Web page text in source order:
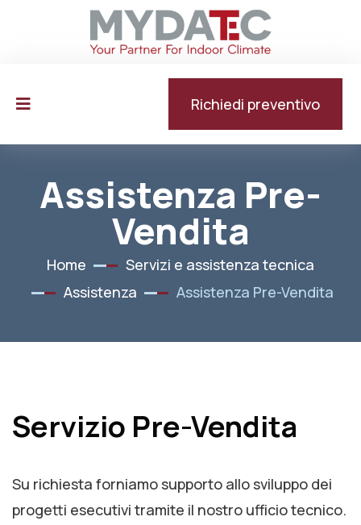
Richiedi preventivo
Assistenza Pre-
Vendita
Home
Servizi e assistenza tecnica
Assistenza
Assistenza Pre-Vendita
Servizio Pre-Vendita
Su richiesta forniamo supporto allo sviluppo dei
progetti esecutivi tramite il nostro ufficio tecnico.